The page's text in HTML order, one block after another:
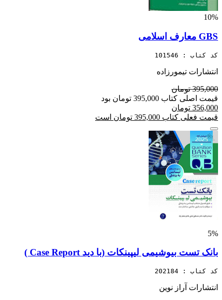
10%
GBS معارف اسلامی
کد کتاب : 101546
انتشارات تیمورزاده
395,000 تومان
قیمت اصلی کتاب 395,000 تومان بود
356,000 تومان
قیمت فعلی کتاب 395,000 تومان است
5%
بانک تست بیوشیمی لیپینکات (با دید Case Report )
کد کتاب : 202184
انتشارات آراز نوین